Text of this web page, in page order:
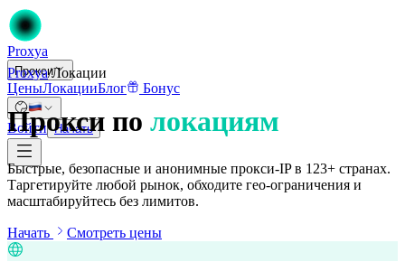
Proxya
Прокси
ЦеныЛокацииБлог Бонус
Войти Начать
Proxya/Локации
Прокси по локациям
Быстрые, безопасные и анонимные прокси-IP в 123+ странах.
Таргетируйте любой рынок, обходите гео-ограничения и
масштабируйтесь без лимитов.
Начать Смотреть цены